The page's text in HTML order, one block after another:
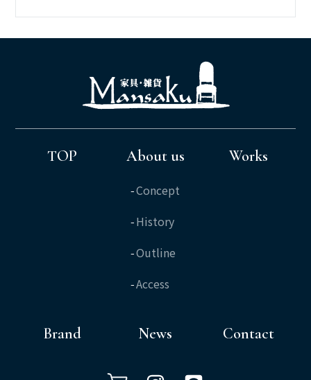
TOP About us
Concept
History
Outline
Access
Works
Brand News Contact